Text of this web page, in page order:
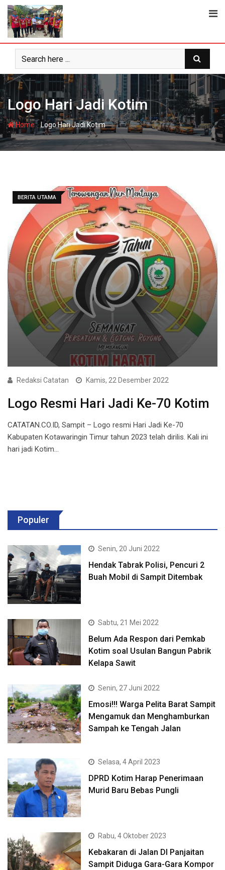
Skip
content
Logo Hari Jadi Kotim
Home-Logo Hari Jadi Kotim
BERITA UTAMA
Redaksi Catatan Kamis, 22 Desember 2022
Logo Resmi Hari Jadi Ke-70 Kotim
CATATAN.CO.ID, Sampit – Logo resmi Hari Jadi Ke-70
Kabupaten Kotawaringin Timur tahun 2023 telah dirilis. Kali ini
hari jadi Kotim…
Populer
Senin, 20 Juni 2022
Hendak Tabrak Polisi, Pencuri 2
Buah Mobil di Sampit Ditembak
Sabtu, 21 Mei 2022
Belum Ada Respon dari Pemkab
Kotim soal Usulan Bangun Pabrik
Kelapa Sawit
Senin, 27 Juni 2022
Emosi!!! Warga Pelita Barat Sampit
Mengamuk dan Menghamburkan
Sampah ke Tengah Jalan
Selasa, 4 April 2023
DPRD Kotim Harap Penerimaan
Murid Baru Bebas Pungli
Rabu, 4 Oktober 2023
Kebakaran di Jalan DI Panjaitan
Sampit Diduga Gara-Gara Kompor